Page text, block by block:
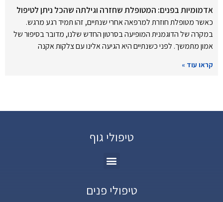
אדמומיות בפנים: המטופלת שחזרה וגילתה שהכל ניתן לטיפול
כאשר מטופלת חוזרת למרפאה אחרי שנתיים, זהו תמיד רגע מרגש.
במקרה של הדוגמנית המופיעה בסרטון החדש שלנו, מדובר בסיפור של
אמון מתמשך. לפני כשנתיים היא הגיעה אלינו עם צלקות אקנה
קראו עוד »
טיפולי גוף
טיפולי פנים